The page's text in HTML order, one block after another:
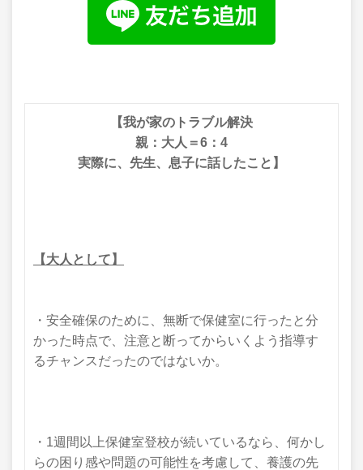
【我が家のトラブル解決
親：大人＝6：4
実際に、先生、息子に話したこと】
【大人として】
・安全確保のために、無断で保健室に行ったと分
かった時点で、注意と断ってからいくよう指導す
るチャンスだったのではないか。
・1週間以上保健室登校が続いているなら、何かし
らの困り感や問題の可能性を考慮して、養護の先